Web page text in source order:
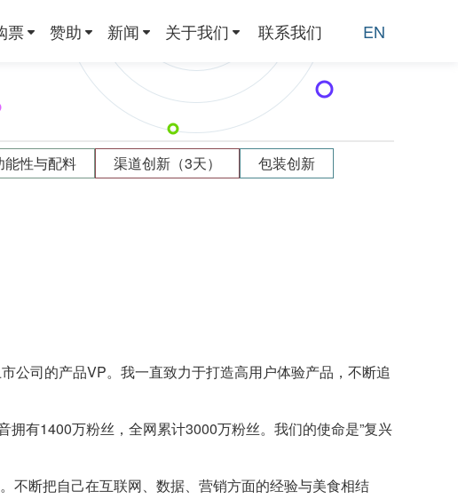
票 赞助 新闻 关于我们 联系我们 EN
能性与配料 渠道创新（3天）
包装创新
公司的产品VP。我一直致力于打造高用户体验产品，不断追
有1400万粉丝，全网累计3000万粉丝。我们的使命是”复兴
不断把自己在互联网、数据、营销方面的经验与美食相结